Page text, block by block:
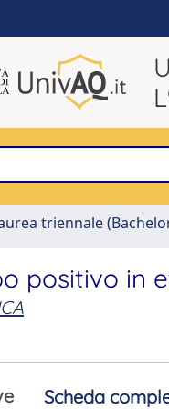
triennale
positivo in
Scheda